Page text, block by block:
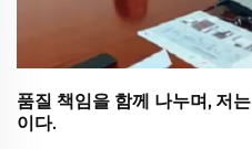
품질 책임을 함께 나누며, 저
이다.